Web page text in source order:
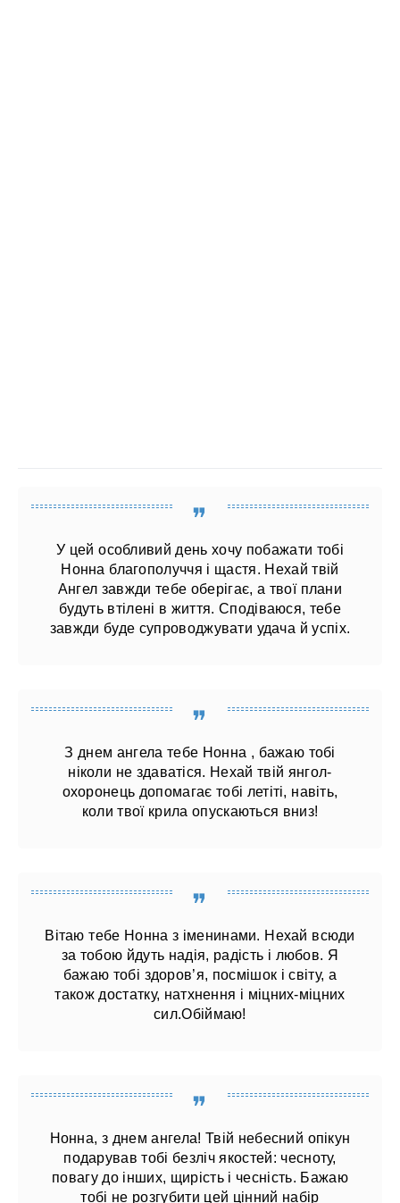
У цей особливий день хочу побажати тобі
Нонна благополуччя і щастя. Нехай твій
Ангел завжди тебе оберігає, а твої плани
будуть втілені в життя. Сподіваюся, тебе
завжди буде супроводжувати удача й успіх.
З днем ангела тебе Нонна , бажаю тобі
ніколи не здаватіся. Нехай твій янгол-
охоронець допомагає тобі летіті, навіть,
коли твої крила опускаються вниз!
Вітаю тебе Нонна з іменинами. Нехай всюди
за тобою йдуть надія, радість і любов. Я
бажаю тобі здоров’я, посмішок і світу, а
також достатку, натхнення і міцних-міцних
сил.Обіймаю!
Нонна, з днем ​​ангела! Твій небесний опікун
подарував тобі безліч якостей: чесноту,
повагу до інших, щирість і чесність. Бажаю
тобі не розгубити цей цінний набір